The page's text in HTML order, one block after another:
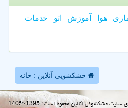
هوا آموزش اتو خدمات
خشکشویی آنلاین : خانه